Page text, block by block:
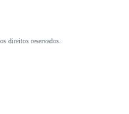
direitos reservados.